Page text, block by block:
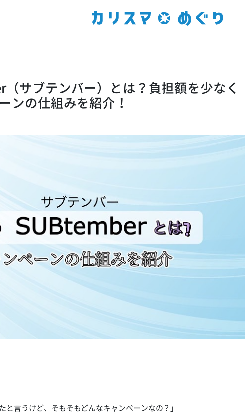
サブテンバー）とは？負担額を少なく
ンの仕組みを紹介！
有
と言うけど、そもそもどんなキャンペーンなの？」